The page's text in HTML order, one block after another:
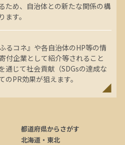
ため、自治体との新たな関係の構
す。
るコネ』や各自治体のHP等の情
付企業として紹介等されること
通じて社会貢献（SDGsの達成な
のPR効果が狙えます。
都道府県からさがす
北海道・東北